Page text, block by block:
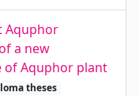
Aquphor
a new
of Aquphor plant
theses